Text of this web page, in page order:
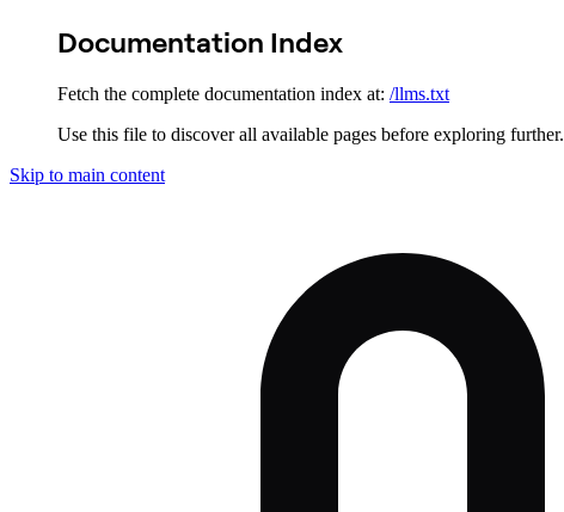
Documentation Index
Fetch the complete documentation index at: /llms.txt
Use this file to discover all available pages before exploring further.
Skip to main content